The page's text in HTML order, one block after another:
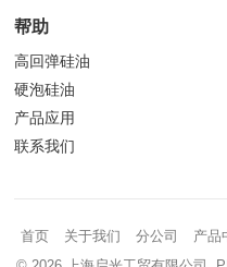
帮助
高回弹硅油
硬泡硅油
产品应用
联系我们
首页 关于我们 分公司 产品